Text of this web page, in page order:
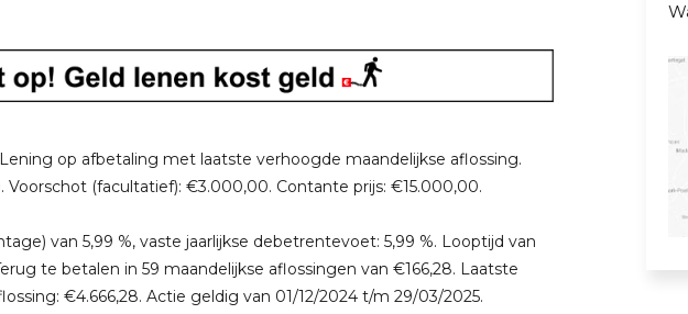
op afbetaling met laatste verhoogde maandelijkse aflossing.
Voorschot (facultatief): €3.000,00. Contante prijs: €15.000,00.
van 5,99 %, vaste jaarlijkse debetrentevoet: 5,99 %. Looptijd van
te betalen in 59 maandelijkse aflossingen van €166,28. Laatste
€4.666,28. Actie geldig van 01/12/2024 t/m 29/03/2025.